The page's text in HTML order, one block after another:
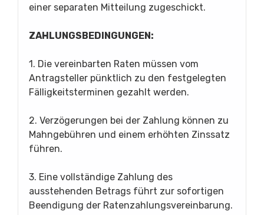
einer separaten Mitteilung zugeschickt.
ZAHLUNGSBEDINGUNGEN:
1. Die vereinbarten Raten müssen vom
Antragsteller pünktlich zu den festgelegten
Fälligkeitsterminen gezahlt werden.
2. Verzögerungen bei der Zahlung können zu
Mahngebühren und einem erhöhten Zinssatz
führen.
3. Eine vollständige Zahlung des
ausstehenden Betrags führt zur sofortigen
Beendigung der Ratenzahlungsvereinbarung.